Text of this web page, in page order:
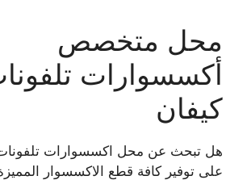
محل متخصص
أكسسوارات
كيفان
هل تبحث عن محل اكسسوارات
على توفير كافة قطع الاكسسوار